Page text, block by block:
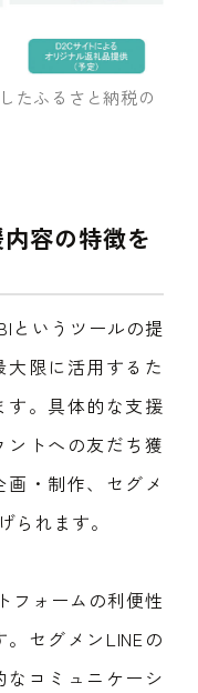
たふるさと納税の
容の特徴を
というツールの提
限に活用するた
す。具体的な支援
ントへの友だち獲
・制作、セグメ
られます。
フォームの利便性
セグメンLINEの
コミュニケーシ